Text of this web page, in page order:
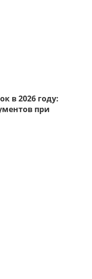
в 2026 году:
при